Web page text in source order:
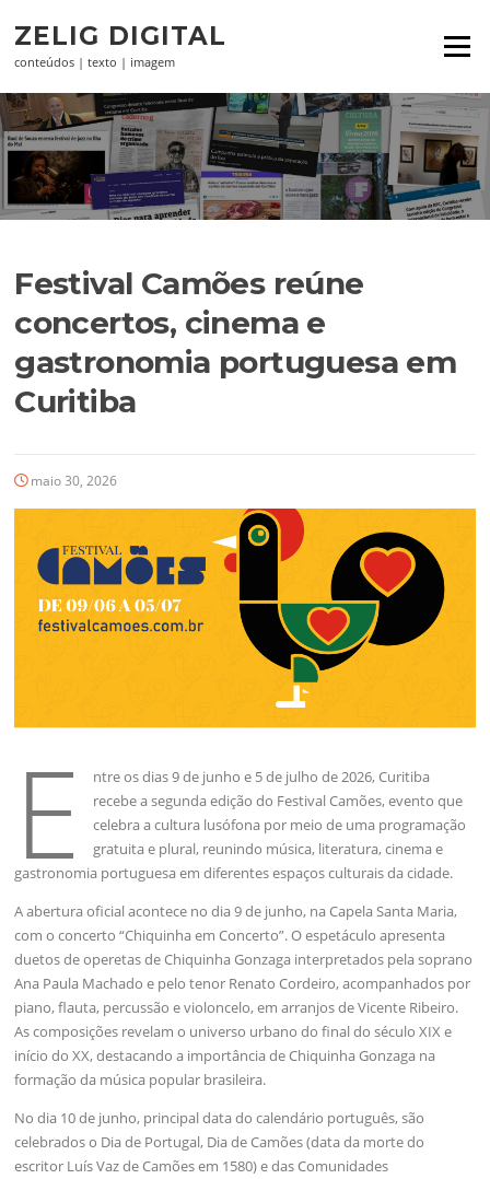
paraZELIG DIGITAL
conteúdos | texto | imagem
Menu
Festival Camões reúne
concertos, cinema e
gastronomia portuguesa em
Curitiba
maio 30, 2026
E
ntre os dias 9 de junho e 5 de julho de 2026, Curitiba
recebe a segunda edição do Festival Camões, evento que
celebra a cultura lusófona por meio de uma programação
gratuita e plural, reunindo música, literatura, cinema e
gastronomia portuguesa em diferentes espaços culturais da cidade.
A abertura oficial acontece no dia 9 de junho, na Capela Santa Maria,
com o concerto “Chiquinha em Concerto”. O espetáculo apresenta
duetos de operetas de Chiquinha Gonzaga interpretados pela soprano
Ana Paula Machado e pelo tenor Renato Cordeiro, acompanhados por
piano, flauta, percussão e violoncelo, em arranjos de Vicente Ribeiro.
As composições revelam o universo urbano do final do século XIX e
início do XX, destacando a importância de Chiquinha Gonzaga na
formação da música popular brasileira.
No dia 10 de junho, principal data do calendário português, são
celebrados o Dia de Portugal, Dia de Camões (data da morte do
escritor Luís Vaz de Camões em 1580) e das Comunidades